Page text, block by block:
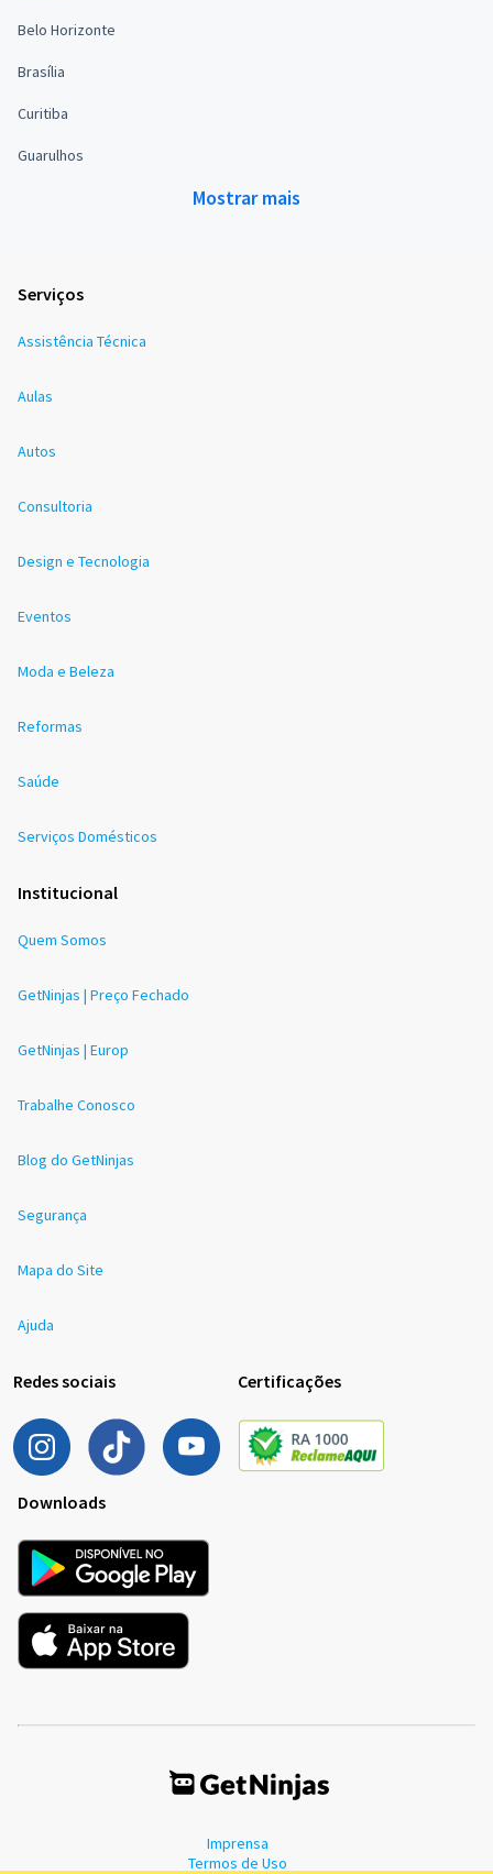
Belo Horizonte
Brasília
Curitiba
Guarulhos
Mostrar mais
Serviços
Assistência Técnica
Aulas
Autos
Consultoria
Design e Tecnologia
Eventos
Moda e Beleza
Reformas
Saúde
Serviços Domésticos
Institucional
Quem Somos
GetNinjas | Preço Fechado
GetNinjas | Europ
Trabalhe Conosco
Blog do GetNinjas
Segurança
Mapa do Site
Ajuda
Redes sociais Certificações
Downloads
Imprensa
Termos de Uso